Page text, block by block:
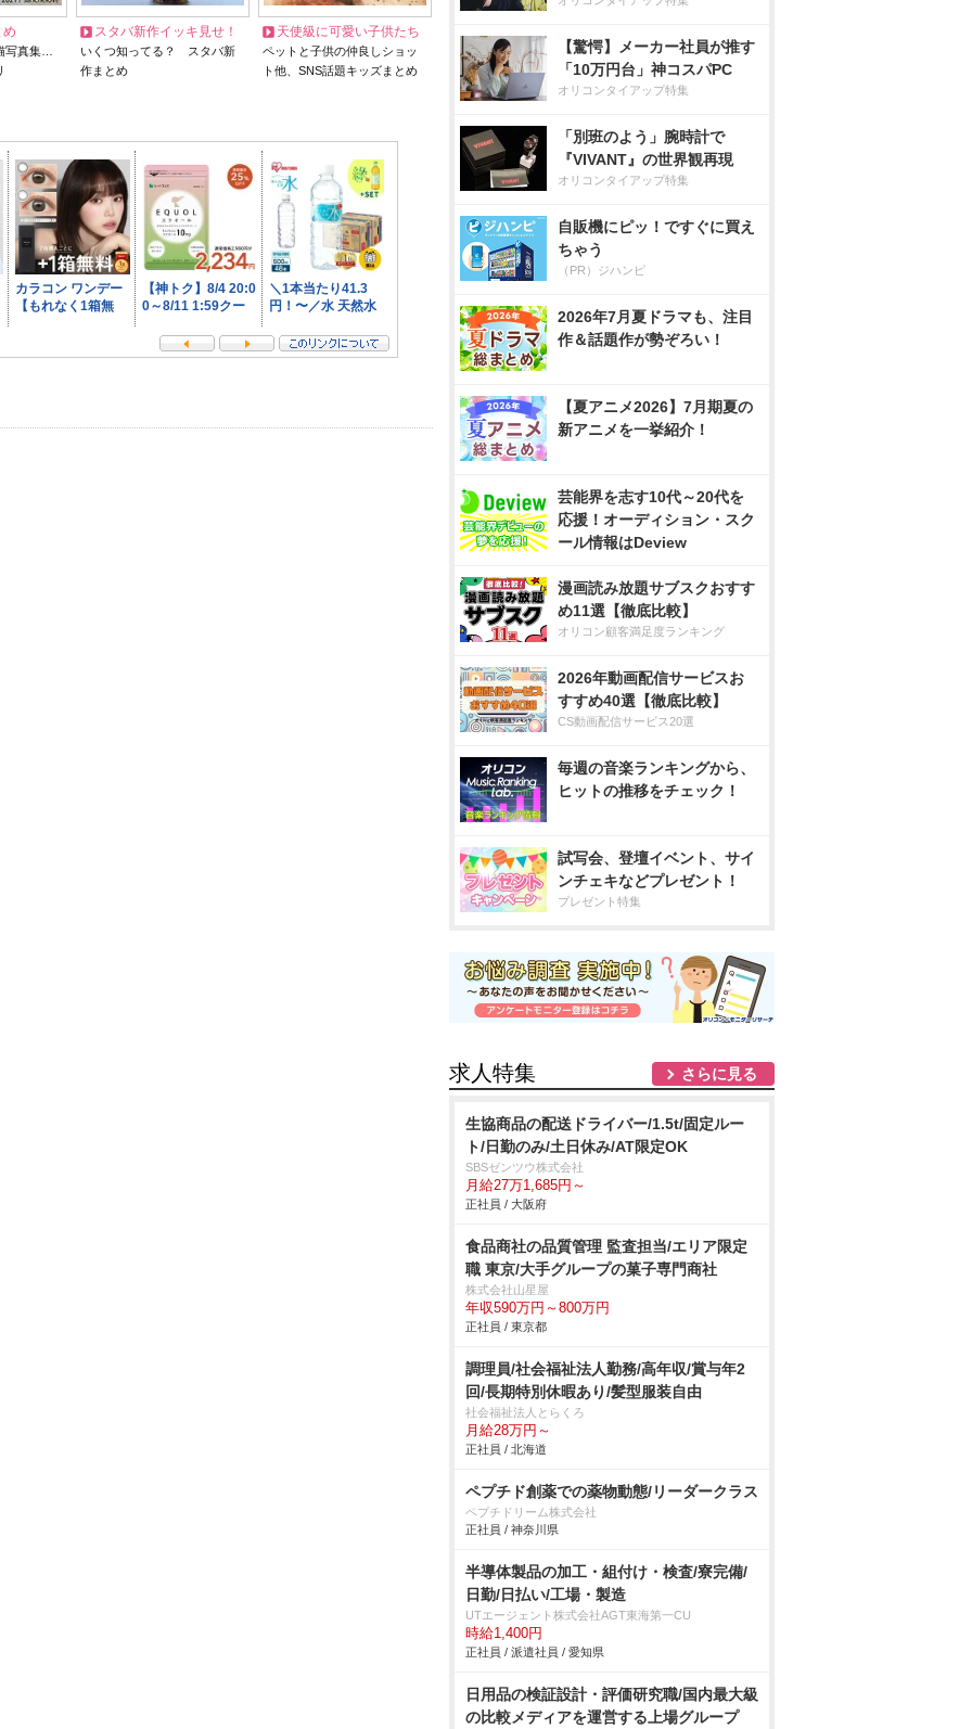
め
写真集…
スタバ新作イッキ見せ！
いくつ知ってる？ スタバ新
作まとめ
天使級に可愛い子供たち
ペットと子供の仲良しショッ
ト他、SNS話題キッズまとめ
【驚愕】メーカー社員が推す
「10万円台」神コスパPC
オリコンタイアップ特集
「別班のよう」腕時計で
『VIVANT』の世界観再現
オリコンタイアップ特集
自販機にピッ！ですぐに買え
ちゃう
（PR）ジハンピ
2026年7月夏ドラマも、注目
作＆話題作が勢ぞろい！
【夏アニメ2026】7月期夏の
新アニメを一挙紹介！
芸能界を志す10代～20代を
応援！オーディション・スク
ール情報はDeview
漫画読み放題サブスクおすす
め11選【徹底比較】
オリコン顧客満足度ランキング
2026年動画配信サービスお
すすめ40選【徹底比較】
CS動画配信サービス20選
毎週の音楽ランキングから、
ヒットの推移をチェック！
試写会、登壇イベント、サイ
ンチェキなどプレゼント！
プレゼント特集
求人特集 さらに見る
生協商品の配送ドライバー/1.5t/固定ルー
ト/日勤のみ/土日休み/AT限定OK
SBSゼンツウ株式会社
月給27万1,685円～
正社員 / 大阪府
食品商社の品質管理 監査担当/エリア限定
職 東京/大手グループの菓子専門商社
株式会社山星屋
年収590万円～800万円
正社員 / 東京都
調理員/社会福祉法人勤務/高年収/賞与年2
回/長期特別休暇あり/髪型服装自由
社会福祉法人とらくろ
月給28万円～
正社員 / 北海道
ペプチド創薬での薬物動態/リーダークラス
ペプチドリーム株式会社
正社員 / 神奈川県
半導体製品の加工・組付け・検査/寮完備/
日勤/日払い/工場・製造
UTエージェント株式会社AGT東海第一CU
時給1,400円
正社員 / 派遣社員 / 愛知県
日用品の検証設計・評価研究職/国内最大級
の比較メディアを運営する上場グループ